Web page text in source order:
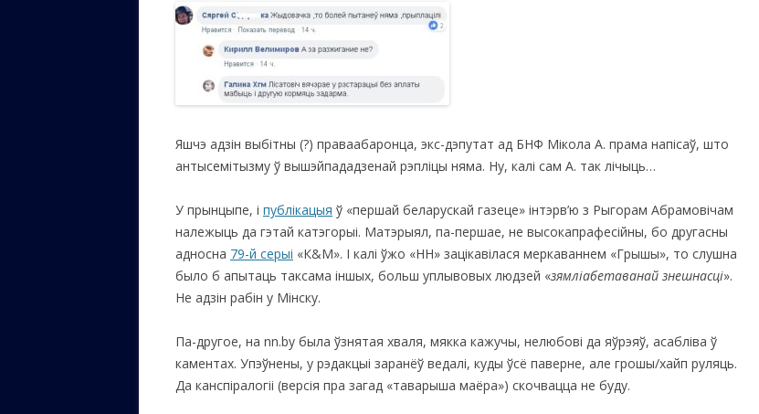
Яшчэ адзін выбітны (?) праваабаронца, экс-дэпутат ад БНФ Мікола А. прама напісаў, што
антысемітызму ў вышэйпададзенай рэпліцы няма. Ну, калі сам А. так лічыць…
У прынцыпе, і публікацыя ў «першай беларускай газеце» інтэрв’ю з Рыгорам Абрамовічам
належыць да гэтай катэгорыі. Матэрыял, па-першае, не высокапрафесійны, бо другасны
адносна 79-й серыі «К&М». I калі ўжо «НН» зацікавілася меркаваннем «Грышы», то слушна
было б апытаць таксама іншых, больш уплывовых людзей «зямліабетаванай знешнасці».
Не адзін рабін у Мінску.
Па-другое, на nn.by была ўзнятая хваля, мякка кажучы, нелюбові да яўрэяў, асабліва ў
каментах. Упэўнены, у рэдакцыі заранёў ведалі, куды ўсё паверне, але грошы/хайп руляць.
Да канспіралогіі (версія пра загад «таварыша маёра») скочвацца не буду.